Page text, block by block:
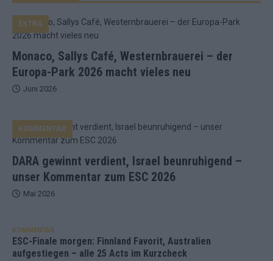
Monaco, Sallys Café, Westernbrauerei – der
Europa-Park 2026 macht vieles neu
EXTRA
Juni 2026
DARA gewinnt verdient, Israel beunruhigend –
unser Kommentar zum ESC 2026
KOMMENTAR
Mai 2026
KOMMENTAR
ESC-Finale morgen: Finnland Favorit, Australien
aufgestiegen – alle 25 Acts im Kurzcheck